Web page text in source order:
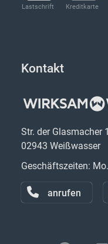
Lastschrift Kreditkarte
Kontakt
Str. der Glasmacher 1
02943 Weißwasser
Geschäftszeiten:
anrufen